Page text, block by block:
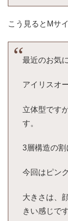
こう見るとMサ
最近のお気
アイリスオ
立体型です
す。
3層構造の割
今回はピン
大きさは、
きい感じです